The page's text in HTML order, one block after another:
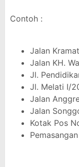
Contoh :
Jalan
Jalan KH.
Jl.
Jl. Melati I/
Jalan
Jalan
Kotak Pos